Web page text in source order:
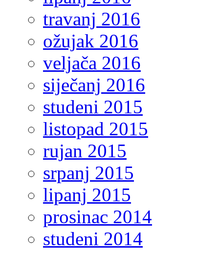
travanj 2016
ožujak 2016
veljača 2016
siječanj 2016
studeni 2015
listopad 2015
rujan 2015
srpanj 2015
lipanj 2015
prosinac 2014
studeni 2014